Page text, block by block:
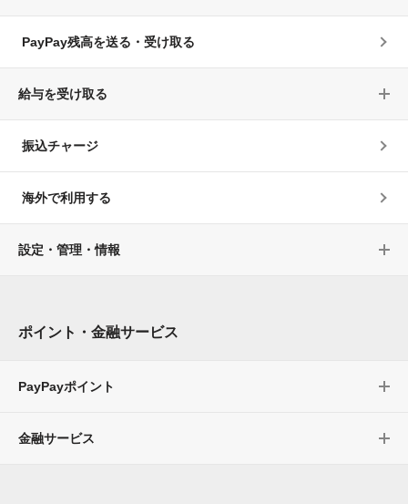
PayPay残高を送る・受け取る
給与を受け取る
振込チャージ
海外で利用する
設定・管理・情報
ポイント・金融サービス
PayPayポイント
金融サービス